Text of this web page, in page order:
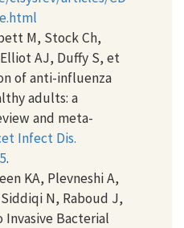
M, Stock Ch,
AJ, Duffy S, et
of anti-influenza
adults: a
and meta-
Infect Dis.
.
KA, Plevneshi A,
N, Raboud J,
Invasive Bacterial